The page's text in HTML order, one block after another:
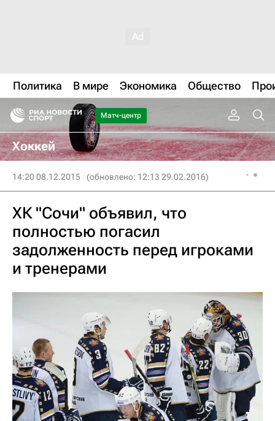
Политика В мире Экономика Общество
Матч-центр
Хоккей
14:20 08.12.2015 (обновлено: 12:13 29.02.2016)
ХК "Сочи" объявил, что
полностью погасил
задолженность перед игроками
и тренерами